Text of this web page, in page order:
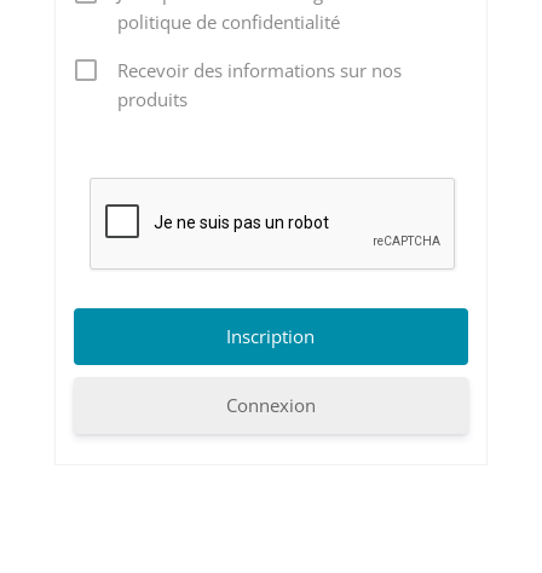
politique de confidentialité
Recevoir des informations sur nos
produits
Connexion